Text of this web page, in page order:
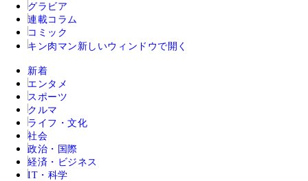
グラビア
連載コラム
コミック
キン肉マン 新しいウィンドウで開く
新着
エンタメ
スポーツ
クルマ
ライフ・文化
社会
政治・国際
経済・ビジネス
IT・科学